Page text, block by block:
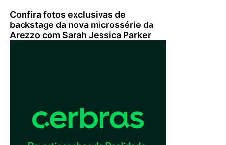
Confira fotos exclusivas de
backstage da nova microssérie da
Arezzo com Sarah Jessica Parker